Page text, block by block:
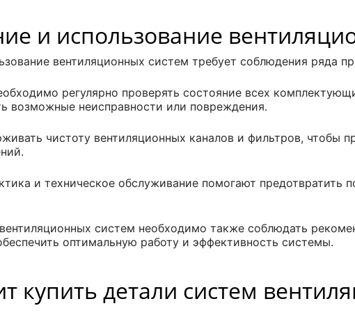
и использование
вентиляционных систем требует соблюдения ряда
регулярно проверять состояние всех
возможные неисправности или повреждения.
чистоту вентиляционных каналов и фильтров, чтобы
и техническое обслуживание помогают
систем необходимо также соблюдать
оптимальную работу и эффективность системы.
купить детали систем